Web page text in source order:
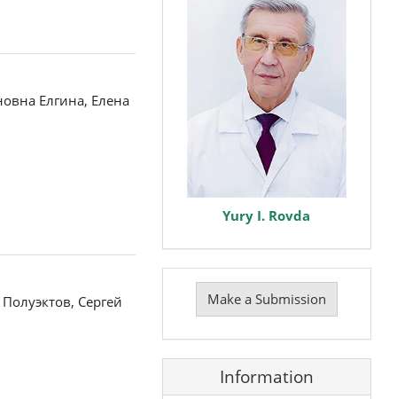
Елгина, Елена
Сергей
Yury I. Rovda
Make
Submission
Make a Submission
Information